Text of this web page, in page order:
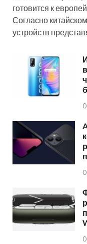
готовится к
Согласно
устройств